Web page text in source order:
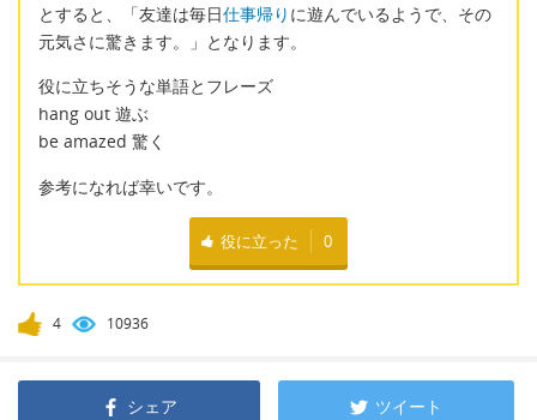
とすると、「友達は毎日仕事帰り に遊んでいるようで、その
元気さに驚きます。」となります。
役に立ちそうな単語とフレーズ
hang out 遊ぶ
be amazed 驚く
参考になれば幸いです。
役に立った 0
4 10936
シェア ツイート